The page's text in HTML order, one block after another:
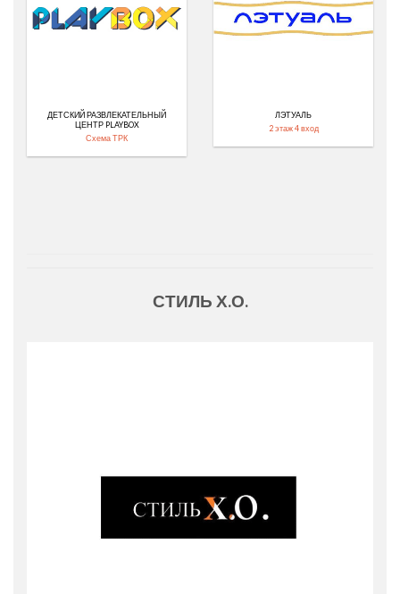
ДЕТСКИЙ РАЗВЛЕКАТЕЛЬНЫЙ
ЦЕНТР PLAYBOX
Схема ТРК
ЛЭТУАЛЬ
2 этаж 4 вход
СТИЛЬ Х.О.